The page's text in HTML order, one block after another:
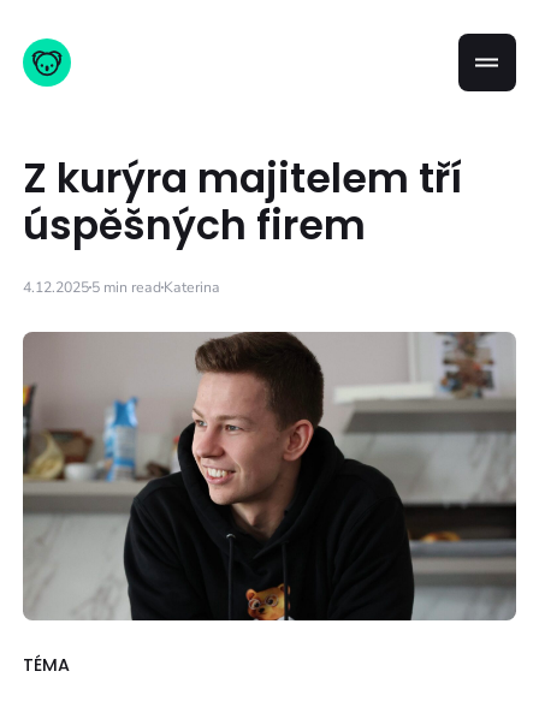
Z kurýra majitelem tří
úspěšných firem
4.12.20255 min readKaterina
TÉMA